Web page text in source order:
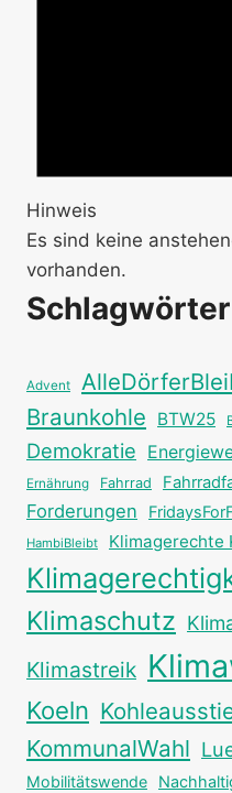
Hinweis
Es sind keine
vorhanden.
Schlagwörter
Advent
Braunkohle BTW25
Demokratie
Ernährung Fahrrad
Forderungen
HambiBleibt Klimagerechte
Klimaschutz
Klimastreik
Koeln
KommunalWahl
Mobilitätswende